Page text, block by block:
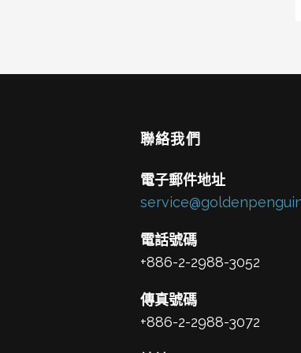
聯絡我們
電子郵件地址
電話號碼
+886-2-2988-3052
傳真號碼
+886-2-2988-3072